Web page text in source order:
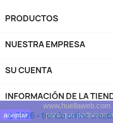
PRODUCTOS
NUESTRA EMPRESA
SU CUENTA
INFORMACIÓN DE LA
aceptar
para que podamos
© 2026 - tienda online